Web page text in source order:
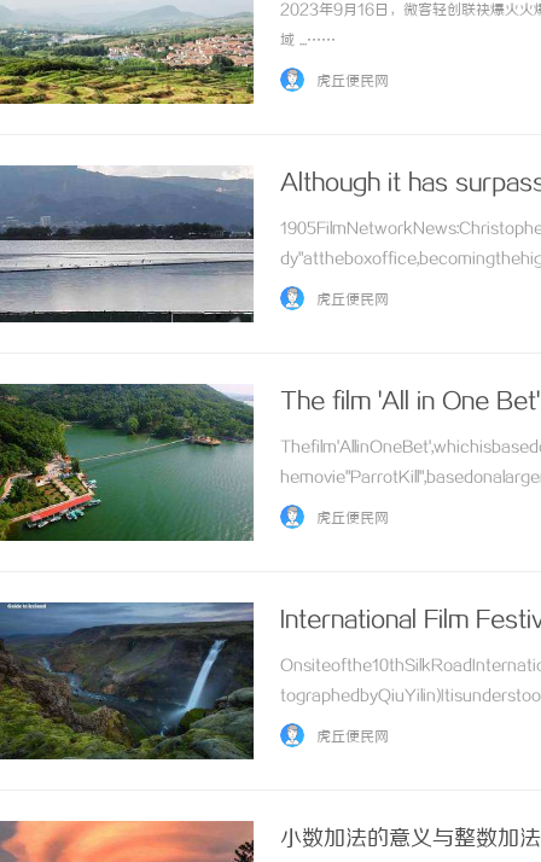
2023年9月16日，微客轻创联袂爆火火
域 ...……
虎丘便民网
Although it has
虎丘便民网
The film 'All in One Bet'
虎丘便民网
International Film
虎丘便民网
小数加法的意义与整数加